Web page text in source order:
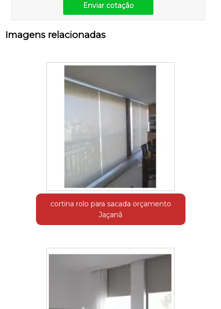
Enviar cotação
Imagens relacionadas
cortina rolo para sacada orçamento
Jaçanã